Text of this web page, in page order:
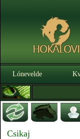
Lónevelde
Csikaj